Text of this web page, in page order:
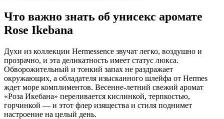
Что важно знать об унисекс аромате
Rose Ikebana
Духи из коллекции Hermessence звучат легко, воздушно и
прозрачно, и эта деликатность имеет статус люкса.
Обворожительный и тонкий запах не раздражает
окружающих, а обладателя изысканного шлейфа от Hermes
ждет море комплиментов. Весенне-летний свежий аромат
«Роза Икебана» переливается кислинкой, терпкостью,
горчинкой — и этот флер изящества и стиля поднимет
настроение на целый день.